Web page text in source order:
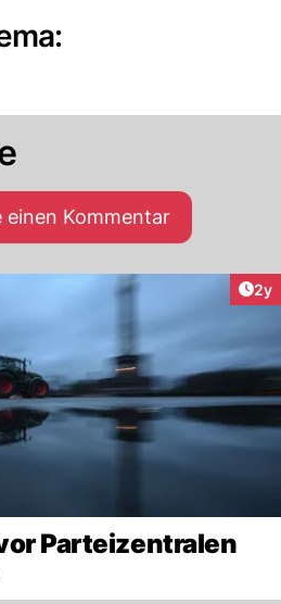
einen Kommentar
2y
Parteizentralen